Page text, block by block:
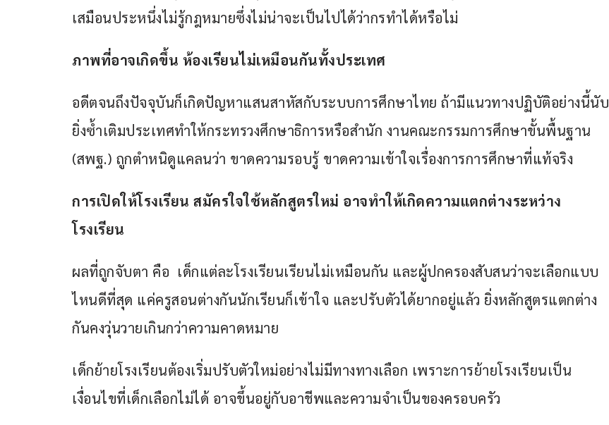
เสมือนประหนึ่งไม่รู้กฎหมายซึ่งไม่น่าจะเป็นไปได้ว่ากรทำได้หรือไม่
ภาพที่อาจเกิดขึ้น ห้องเรียนไม่เหมือนกันทั้งประเทศ
อดีตจนถึงปัจจุบันก็เกิดปัญหาแสนสาหัสกับระบบการศึกษาไทย ถ้ามีแนวทางปฏิบัติอย่างนี้นับ
ยิ่งซ้ำเติมประเทศทำให้กระทรวงศึกษาธิการหรือสำนัก งานคณะกรรมการศึกษาขั้นพื้นฐาน
(สพฐ.) ถูกตำหนิดูแคลนว่า ขาดความรอบรู้ ขาดความเข้าใจเรื่องการการศึกษาที่แท้จริง
การเปิดให้โรงเรียน สมัครใจใช้หลักสูตรใหม่ อาจทำให้เกิดความแตกต่างระหว่าง
โรงเรียน
ผลที่ถูกจับตา คือ  เด็กแต่ละโรงเรียนเรียนไม่เหมือนกัน และผู้ปกครองสับสนว่าจะเลือกแบบ
ไหนดีที่สุด แค่ครูสอนต่างกันนักเรียนก็เข้าใจ และปรับตัวได้ยากอยู่แล้ว ยิ่งหลักสูตรแตกต่าง
กันคงวุ่นวายเกินกว่าความคาดหมาย
เด็กย้ายโรงเรียนต้องเริ่มปรับตัวใหม่อย่างไม่มีทางทางเลือก เพราะการย้ายโรงเรียนเป็น
เงื่อนไขที่เด็กเลือกไม่ได้ อาจขึ้นอยู่กับอาชีพและความจำเป็นของครอบครัว